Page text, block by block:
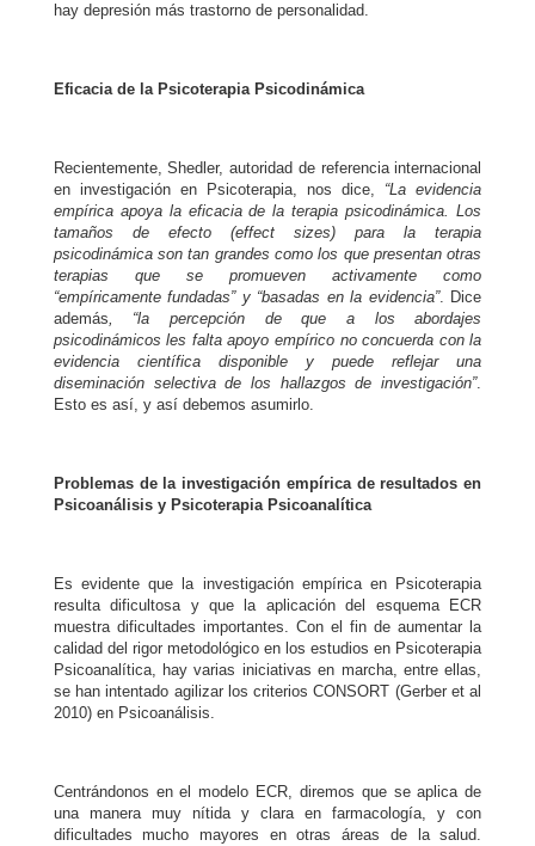
hay depresión más trastorno de personalidad.
Eficacia de la Psicoterapia Psicodinámica
Recientemente, Shedler, autoridad de referencia internacional
en investigación en Psicoterapia, nos dice, “La evidencia
empírica apoya la eficacia de la terapia psicodinámica. Los
tamaños de efecto (effect sizes) para la terapia
psicodinámica son tan grandes como los que presentan otras
terapias que se promueven activamente como
“empíricamente fundadas” y “basadas en la evidencia”. Dice
además, “la percepción de que a los abordajes
psicodinámicos les falta apoyo empírico no concuerda con la
evidencia científica disponible y puede reflejar una
diseminación selectiva de los hallazgos de investigación”.
Esto es así, y así debemos asumirlo.
Problemas de la investigación empírica de resultados en
Psicoanálisis y Psicoterapia Psicoanalítica
Es evidente que la investigación empírica en Psicoterapia
resulta dificultosa y que la aplicación del esquema ECR
muestra dificultades importantes. Con el fin de aumentar la
calidad del rigor metodológico en los estudios en Psicoterapia
Psicoanalítica, hay varias iniciativas en marcha, entre ellas,
se han intentado agilizar los criterios CONSORT (Gerber et al
2010) en Psicoanálisis.
Centrándonos en el modelo ECR, diremos que se aplica de
una manera muy nítida y clara en farmacología, y con
dificultades mucho mayores en otras áreas de la salud.